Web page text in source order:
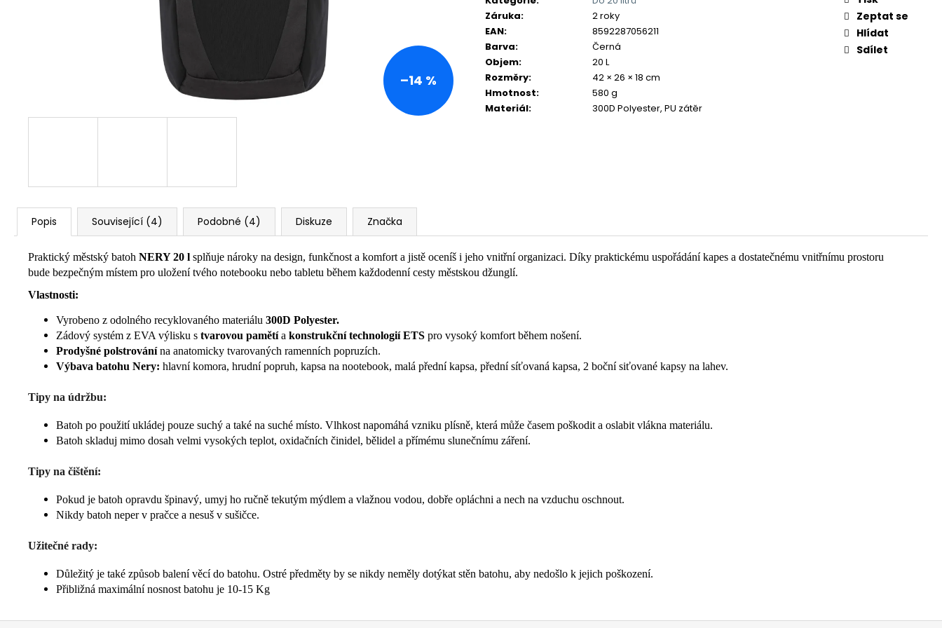
Záruka:
2 roky
EAN:
8592287056211
Barva:
Černá
Objem:
20 L
Rozměry:
42 × 26 × 18 cm
Hmotnost:
580 g
Materiál: 300D Polyester, PU zátěr
Zeptat se
Hlídat
Sdílet
–14 %
Popis Související (4) Podobné (4) Diskuze Značka
Praktický městský batoh NERY 20 l splňuje nároky na design, funkčnost a komfort a jistě oceníš i jeho vnitřní organizaci. Díky praktickému uspořádání kapes a dostatečnému vnitřnímu prostoru
bude bezpečným místem pro uložení tvého notebooku nebo tabletu během každodenní cesty městskou džunglí.
Vlastnosti:
Vyrobeno z odolného recyklovaného materiálu 300D Polyester.
Zádový systém z EVA výlisku s tvarovou pamětía konstrukční technologií ETS pro vysoký komfort během nošení.
Prodyšné polstrovánína anatomicky tvarovaných ramenních popruzích.
Výbava batohu Nery: hlavní komora, hrudní popruh, kapsa na nootebook, malá přední kapsa, přední síťovaná kapsa, 2 boční siťované kapsy na lahev.
Tipy na údržbu:
Batoh po použití ukládej pouze suchý a také na suché místo. Vlhkost napomáhá vzniku plísně, která může časem poškodit a oslabit vlákna materiálu.
Batoh skladuj mimo dosah velmi vysokých teplot, oxidačních činidel, bělidel a přímému slunečnímu záření.
Tipy na čištění:
Pokud je batoh opravdu špinavý, umyj ho ručně tekutým mýdlem a vlažnou vodou, dobře opláchni a nech na vzduchu oschnout.
Nikdy batoh neper v pračce a nesuš v sušičce.
Užitečné rady:
Důležitý je také způsob balení věcí do batohu. Ostré předměty by se nikdy neměly dotýkat stěn batohu, aby nedošlo k jejich poškození.
Přibližná maximální nosnost batohu je 10-15 Kg